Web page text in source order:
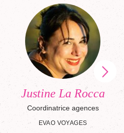
Justine La Rocca
Coordinatrice agences
EVAO VOYAGES